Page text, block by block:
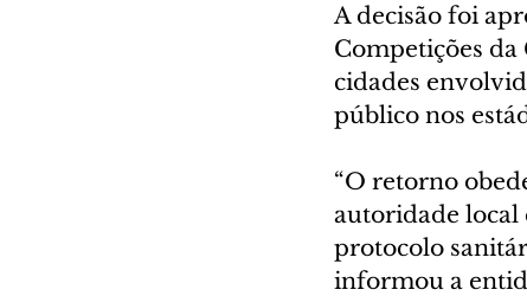
A decisão foi
Competições da
cidades
público nos
“O retorno
autoridade local
protocolo
informou a